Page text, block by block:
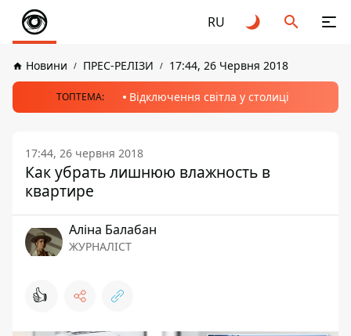
RU
Новини ПРЕС-РЕЛІЗИ 17:44, 26 Червня 2018
ТОПТЕМА: Відключення світла у столиці
17:44, 26 червня 2018
Как убрать лишнюю влажность в
квартире
Аліна Балабан
ЖУРНАЛІСТ
👍